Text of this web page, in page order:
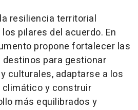
resiliencia territorial
pilares del acuerdo. En
propone fortalecer las
para gestionar
culturales, adaptarse a los
y construir
más equilibrados y